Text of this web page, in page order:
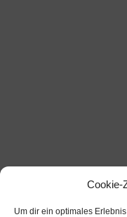
Cookie-
Um dir ein optimales